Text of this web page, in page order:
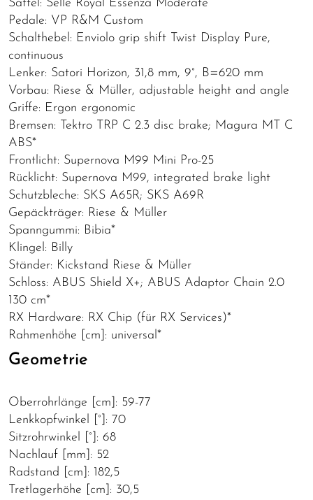
Sattel: Selle Royal Essenza Moderate
Pedale: VP R&M Custom
Schalthebel: Enviolo grip shift Twist Display Pure,
continuous
Lenker: Satori Horizon, 31,8 mm, 9°, B=620 mm
Vorbau: Riese & Müller, adjustable height and angle
Griffe: Ergon ergonomic
Bremsen: Tektro TRP C 2.3 disc brake; Magura MT C
ABS*
Frontlicht: Supernova M99 Mini Pro-25
Rücklicht: Supernova M99, integrated brake light
Schutzbleche: SKS A65R; SKS A69R
Gepäckträger: Riese & Müller
Spanngummi: Bibia*
Klingel: Billy
Ständer: Kickstand Riese & Müller
Schloss: ABUS Shield X+; ABUS Adaptor Chain 2.0
130 cm*
RX Hardware: RX Chip (für RX Services)*
Rahmenhöhe [cm]: universal*
Geometrie
Oberrohrlänge [cm]: 59-77
Lenkkopfwinkel [°]: 70
Sitzrohrwinkel [°]: 68
Nachlauf [mm]: 52
Radstand [cm]: 182,5
Tretlagerhöhe [cm]: 30,5